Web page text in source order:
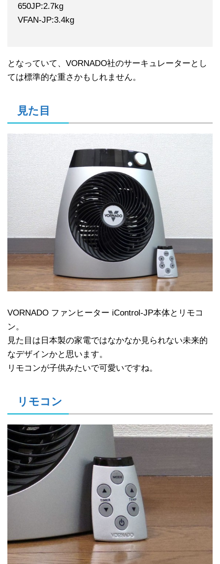
650JP:2.7kg
VFAN-JP:3.4kg
となっていて、VORNADO社のサーキュレーターとし
ては標準的な重さかもしれません。
見た目
VORNADO ファンヒーター iControl-JP本体とリモコ
ン。
見た目は日本製の家電ではなかなか見られない未来的
なデザインかと思います。
リモコンが子供みたいで可愛いですね。
リモコン